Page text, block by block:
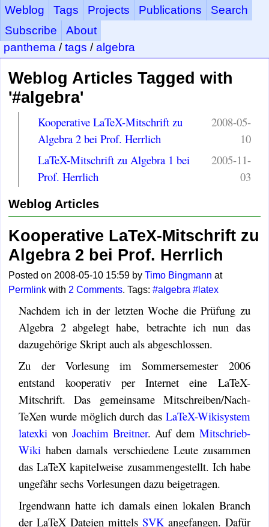
Weblog Tags Projects Publications
Search
Subscribe
About
panthema /tags /algebra
Weblog Articles Tagged with
'#algebra'
Kooperative LaTeX-Mitschrift zu
Algebra 2 bei Prof. Herrlich
2008-05-
10
LaTeX-Mitschrift zu Algebra 1 bei
Prof. Herrlich
2005-11-
03
Weblog Articles
Kooperative LaTeX-Mitschrift zu
Algebra 2 bei Prof. Herrlich
Posted on 2008-05-10 15:59 byTimo Bingmann at
Permlink with 2 Comments. Tags:#algebra #latex
Nachdem ich in der letzten Woche die Prüfung zu
Algebra 2 abgelegt habe, betrachte ich nun das
dazugehörige Skript auch als abgeschlossen.
Zu der Vorlesung im Sommersemester 2006
entstand kooperativ per Internet eine LaTeX-
Mitschrift. Das gemeinsame Mitschreiben/Nach-
TeXen wurde möglich durch das LaTeX-Wikisystem
latexki von Joachim Breitner. Auf dem Mitschrieb-
Wiki haben damals verschiedene Leute zusammen
das LaTeX kapitelweise zusammengestellt. Ich habe
ungefähr sechs Vorlesungen dazu beigetragen.
Irgendwann hatte ich damals einen lokalen Branch
der LaTeX Dateien mittels SVKangefangen. Dafür